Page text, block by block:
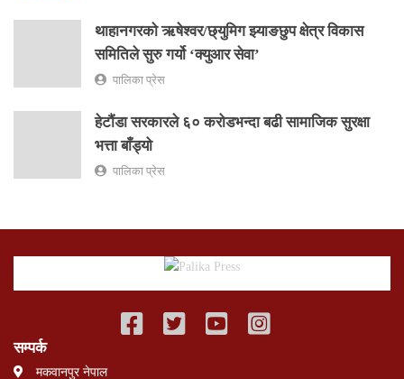
थाहानगरकाे ऋषेश्वर/छ्युमिग झ्याङछुप क्षेत्र विकास
समितिले सुरु गर्यो ‘क्युआर सेवा’
पालिका प्रेस
हेटौंडा सरकारले ६० करोडभन्दा बढी सामाजिक सुरक्षा
भत्ता बाँड्यो
पालिका प्रेस
सम्पर्क
मकवानपुर नेपाल